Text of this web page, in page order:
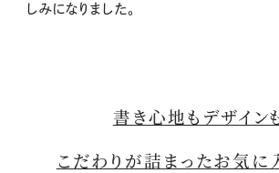
しみになりました。
書き心地もデザインも
こだわりが詰まったお気に